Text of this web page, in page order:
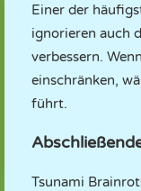
Einer der
ignorieren auch
verbessern.
einschränken,
führt.
Tsunami